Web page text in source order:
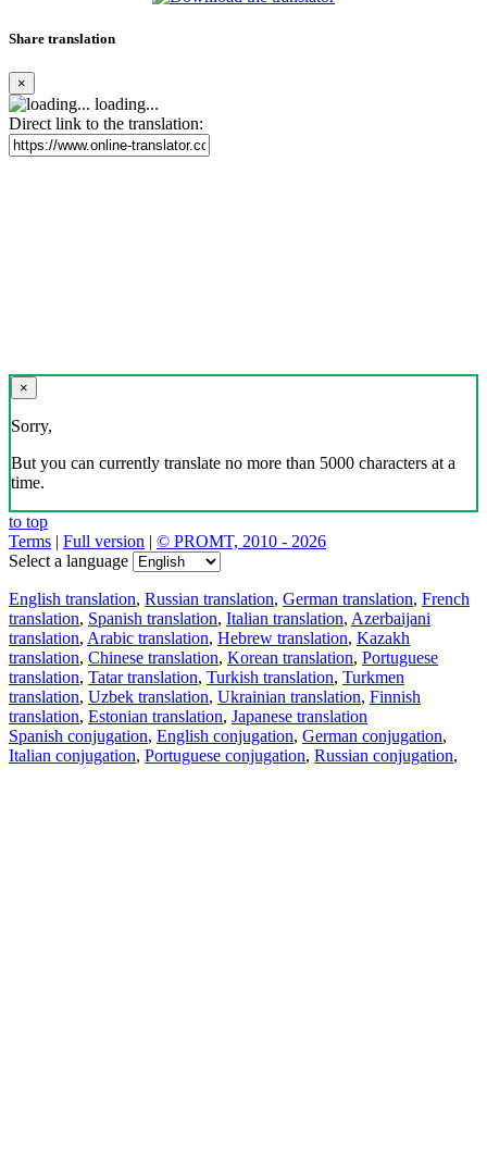
Share translation
×
loading...
Direct link to the translation:
×
Sorry,
But you can currently translate no more than 5000 characters at a
time.
to top
Terms | Full version | © PROMT, 2010 - 2026
Select a language
English translation, Russian translation, German translation, French
translation, Spanish translation, Italian translation, Azerbaijani
translation, Arabic translation, Hebrew translation, Kazakh
translation, Chinese translation, Korean translation, Portuguese
translation, Tatar translation, Turkish translation, Turkmen
translation, Uzbek translation, Ukrainian translation, Finnish
translation, Estonian translation, Japanese translation
Spanish conjugation, English conjugation, German conjugation,
Italian conjugation, Portuguese conjugation, Russian conjugation,